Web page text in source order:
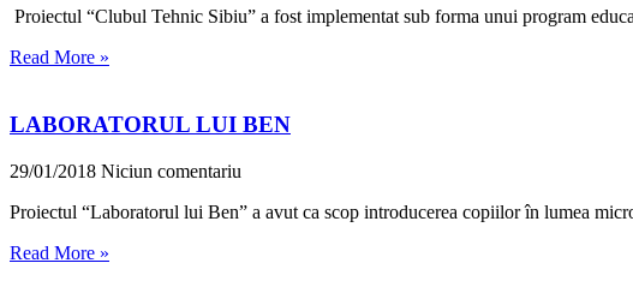
Proiectul “Clubul Tehnic Sibiu” a fost implementat sub forma unui program
Read More »
LABORATORUL LUI BEN
29/01/2018 Niciun comentariu
Proiectul “Laboratorul lui Ben” a avut ca scop introducerea copiilor în lumea
Read More »